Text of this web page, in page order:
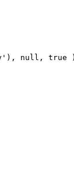
null, true